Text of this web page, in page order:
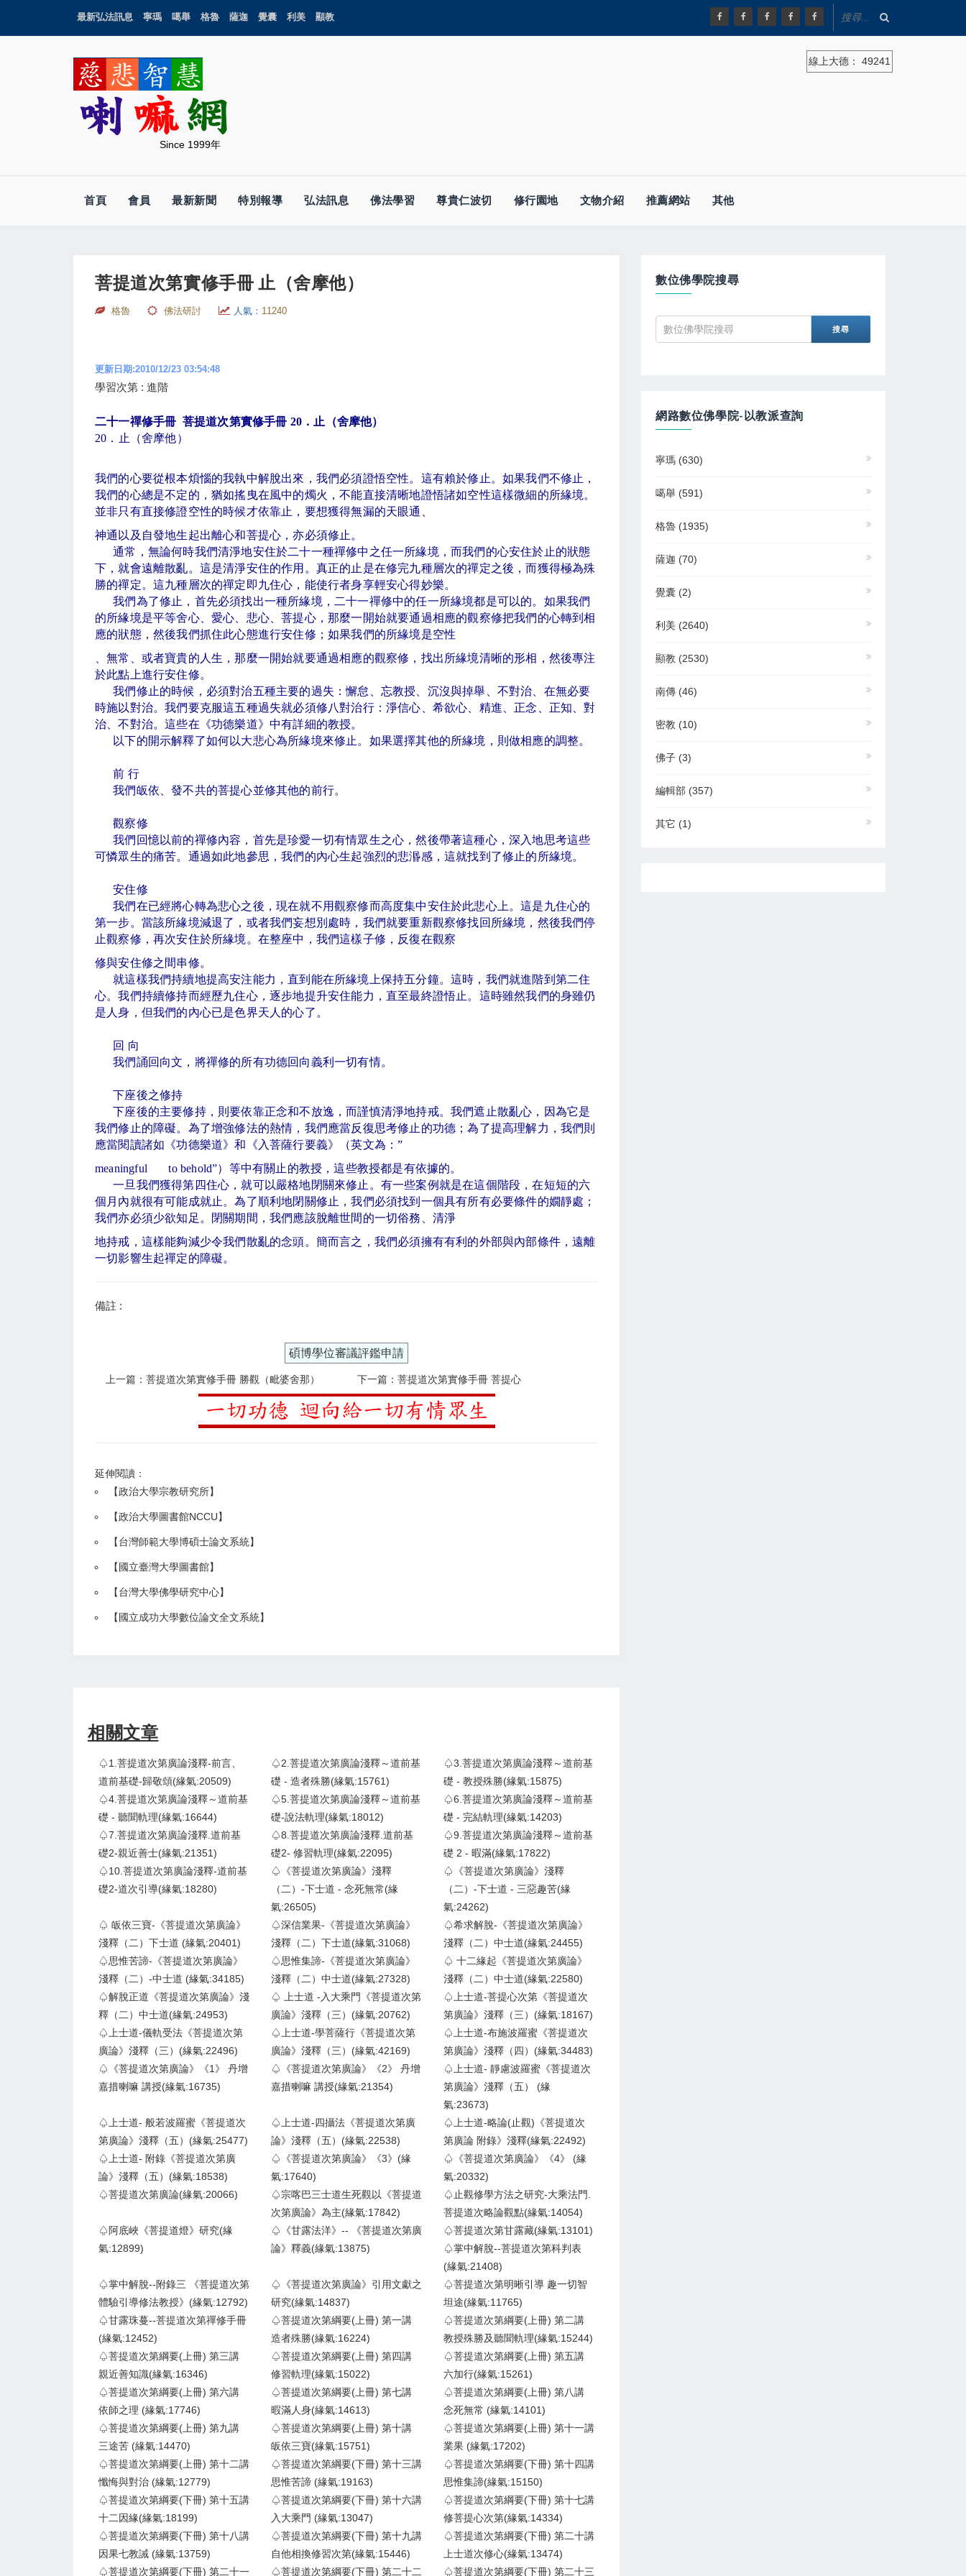
最新弘法訊息 寧瑪 噶舉 格魯 薩迦 覺囊 利美 顯教
Since 1999年
線上大德： 49241
首頁 會員 最新新聞 特別報導 弘法訊息 佛法學習 尊貴仁波切 修行園地 文物介紹 推薦網站 其他
菩提道次第實修手冊 止（舍摩他）
格魯 佛法研討 人氣： 11240
更新日期:2010/12/23 03:54:48
學習次第 : 進階
二十一禪修手冊 菩提道次第實修手冊 20 ．止（舍摩他）
20 ．止（舍摩他）
我們的心要從根本煩惱的我執中解脫出來，我們必須證悟空性。這有賴於修止。如果我們不修止，
我們的心總是不定的，猶如搖曳在風中的燭火，不能直接清晰地證悟諸如空性這樣微細的所緣境。
並非只有直接修證空性的時候才依靠止，要想獲得無漏的天眼通、
神通以及自發地生起出離心和菩提心，亦必須修止。
通常，無論何時我們清淨地安住於二十一種禪修中之任一所緣境，而我們的心安住於止的狀態
下，就會遠離散亂。這是清淨安住的作用。真正的止是在修完九種層次的禪定之後，而獲得極為殊
勝的禪定。這九種層次的禪定即九住心，能使行者身享輕安心得妙樂。
我們為了修止，首先必須找出一種所緣境，二十一禪修中的任一所緣境都是可以的。如果我們
的所緣境是平等舍心、愛心、悲心、菩提心，那麼一開始就要通過相應的觀察修把我們的心轉到相
應的狀態，然後我們抓住此心態進行安住修；如果我們的所緣境是空性
、無常、或者寶貴的人生，那麼一開始就要通過相應的觀察修，找出所緣境清晰的形相，然後專注
於此點上進行安住修。
我們修止的時候，必須對治五種主要的過失：懈怠、忘教授、沉沒與掉舉、不對治、在無必要
時施以對治。我們要克服這五種過失就必須修八對治行：淨信心、希欲心、精進、正念、正知、對
治、不對治。這些在《功德樂道》中有詳細的教授。
以下的開示解釋了如何以大悲心為所緣境來修止。如果選擇其他的所緣境，則做相應的調整。
前 行
我們皈依、發不共的菩提心並修其他的前行。
觀察修
我們回憶以前的禪修內容，首先是珍愛一切有情眾生之心，然後帶著這種心，深入地思考這些
可憐眾生的痛苦。通過如此地參思，我們的內心生起強烈的悲湣感，這就找到了修止的所緣境。
安住修
我們在已經將心轉為悲心之後，現在就不用觀察修而高度集中安住於此悲心上。這是九住心的
第一步。當該所緣境減退了，或者我們妄想別處時，我們就要重新觀察修找回所緣境，然後我們停
止觀察修，再次安住於所緣境。在整座中，我們這樣子修，反復在觀察
修與安住修之間串修。
就這樣我們持續地提高安注能力，直到能在所緣境上保持五分鐘。這時，我們就進階到第二住
心。我們持續修持而經歷九住心，逐步地提升安住能力，直至最終證悟止。這時雖然我們的身雖仍
是人身，但我們的內心已是色界天人的心了。
回 向
我們誦回向文，將禪修的所有功德回向義利一切有情。
下座後之修持
下座後的主要修持，則要依靠正念和不放逸，而謹慎清淨地持戒。我們遮止散亂心，因為它是
我們修止的障礙。為了增強修法的熱情，我們應當反復思考修止的功德；為了提高理解力，我們則
應當閱讀諸如《功德樂道》和《入菩薩行要義》（英文為：”
meaningful to behold”）等中有關止的教授，這些教授都是有依據的。
一旦我們獲得第四住心，就可以嚴格地閉關來修止。有一些案例就是在這個階段，在短短的六
個月內就很有可能成就止。為了順利地閉關修止，我們必須找到一個具有所有必要條件的嫺靜處；
我們亦必須少欲知足。閉關期間，我們應該脫離世間的一切俗務、清淨
地持戒，這樣能夠減少令我們散亂的念頭。簡而言之，我們必須擁有有利的外部與內部條件，遠離
一切影響生起禪定的障礙。
備註 :
碩博學位審議評鑑申請
上一篇：菩提道次第實修手冊 勝觀（毗婆舍那） 下一篇：菩提道次第實修手冊 菩提心
延伸閱讀：
【政治大學宗教研究所】
【政治大學圖書館NCCU】
【台灣師範大學博碩士論文系統】
【 國立臺灣大學圖書館】
【台灣大學佛學研究中心】
【 國立成功大學數位論文全文系統】
相關文章
♤1.菩提道次第廣論淺釋-前言、
道前基礎-歸敬頌(緣氣:20509)
♤2.菩提道次第廣論淺釋～道前基
礎 - 造者殊勝(緣氣:15761)
♤3.菩提道次第廣論淺釋～道前基
礎 - 教授殊勝(緣氣:15875)
♤4.菩提道次第廣論淺釋～道前基
礎 - 聽聞軌理(緣氣:16644)
♤5.菩提道次第廣論淺釋～道前基
礎-說法軌理(緣氣:18012)
♤6.菩提道次第廣論淺釋～道前基
礎 - 完結軌理(緣氣:14203)
♤7.菩提道次第廣論淺釋.道前基
礎2-親近善士(緣氣:21351)
♤8.菩提道次第廣論淺釋.道前基
礎2- 修習軌理(緣氣:22095)
♤9.菩提道次第廣論淺釋～道前基
礎 2 - 暇滿(緣氣:17822)
♤10.菩提道次第廣論淺釋-道前基
礎2-道次引導(緣氣:18280)
♤《菩提道次第廣論》淺釋
（二）-下士道 - 念死無常(緣
氣:26505)
♤《菩提道次第廣論》淺釋
（二）-下士道 - 三惡趣苦(緣
氣:24262)
♤ 皈依三寶-《菩提道次第廣論》
淺釋（二）下士道 (緣氣:20401)
♤深信業果-《菩提道次第廣論》
淺釋（二）下士道(緣氣:31068)
♤希求解脫-《菩提道次第廣論》
淺釋（二）中士道(緣氣:24455)
♤思惟苦諦-《菩提道次第廣論》
淺釋（二）-中士道 (緣氣:34185)
♤思惟集諦-《菩提道次第廣論》
淺釋（二）中士道(緣氣:27328)
♤ 十二緣起《菩提道次第廣論》
淺釋（二）中士道(緣氣:22580)
♤解脫正道《菩提道次第廣論》淺
釋（二）中士道(緣氣:24953)
♤ 上士道 -入大乘門《菩提道次第
廣論》淺釋（三）(緣氣:20762)
♤上士道-菩提心次第《菩提道次
第廣論》淺釋（三）(緣氣:18167)
♤上士道-儀軌受法《菩提道次第
廣論》淺釋（三）(緣氣:22496)
♤上士道-學菩薩行《菩提道次第
廣論》淺釋（三）(緣氣:42169)
♤上士道-布施波羅蜜《菩提道次
第廣論》淺釋（四）(緣氣:34483)
♤《菩提道次第廣論》《1》 丹增
嘉措喇嘛 講授(緣氣:16735)
♤《菩提道次第廣論》《2》 丹增
嘉措喇嘛 講授(緣氣:21354)
♤上士道- 靜慮波羅蜜《菩提道次
第廣論》淺釋（五） (緣
氣:23673)
♤上士道- 般若波羅蜜《菩提道次
第廣論》淺釋（五）(緣氣:25477)
♤上士道-四攝法《菩提道次第廣
論》淺釋（五）(緣氣:22538)
♤上士道-略論(止觀)《菩提道次
第廣論 附錄》淺釋(緣氣:22492)
♤上士道- 附錄《菩提道次第廣
論》淺釋（五）(緣氣:18538)
♤《菩提道次第廣論》《3》(緣
氣:17640)
♤《菩提道次第廣論》《4》 (緣
氣:20332)
♤菩提道次第廣論(緣氣:20066)
♤宗喀巴三士道生死觀以《菩提道
次第廣論》為主(緣氣:17842)
♤止觀修學方法之研究-大乘法門.
菩提道次略論觀點(緣氣:14054)
♤阿底峽《菩提道燈》研究(緣
氣:12899)
♤《甘露法洋》-- 《菩提道次第廣
論》釋義(緣氣:13875)
♤菩提道次第甘露藏(緣氣:13101)
♤掌中解脫--菩提道次第科判表
(緣氣:21408)
♤掌中解脫--附錄三 《菩提道次第
體驗引導修法教授》(緣氣:12792)
♤《菩提道次第廣論》引用文獻之
研究(緣氣:14837)
♤菩提道次第明晰引導 趣一切智
坦途(緣氣:11765)
♤甘露珠蔓--菩提道次第禪修手冊
(緣氣:12452)
♤菩提道次第綱要(上冊) 第一講
造者殊勝(緣氣:16224)
♤菩提道次第綱要(上冊) 第二講
教授殊勝及聽聞軌理(緣氣:15244)
♤菩提道次第綱要(上冊) 第三講
親近善知識(緣氣:16346)
♤菩提道次第綱要(上冊) 第四講
修習軌理(緣氣:15022)
♤菩提道次第綱要(上冊) 第五講
六加行(緣氣:15261)
♤菩提道次第綱要(上冊) 第六講
依師之理 (緣氣:17746)
♤菩提道次第綱要(上冊) 第七講
暇滿人身(緣氣:14613)
♤菩提道次第綱要(上冊) 第八講
念死無常 (緣氣:14101)
♤菩提道次第綱要(上冊) 第九講
三途苦 (緣氣:14470)
♤菩提道次第綱要(上冊) 第十講
皈依三寶(緣氣:15751)
♤菩提道次第綱要(上冊) 第十一講
業果 (緣氣:17202)
♤菩提道次第綱要(上冊) 第十二講
懺悔與對治 (緣氣:12779)
♤菩提道次第綱要(下冊) 第十三講
思惟苦諦 (緣氣:19163)
♤菩提道次第綱要(下冊) 第十四講
思惟集諦(緣氣:15150)
♤菩提道次第綱要(下冊) 第十五講
十二因緣(緣氣:18199)
♤菩提道次第綱要(下冊) 第十六講
入大乘門 (緣氣:13047)
♤菩提道次第綱要(下冊) 第十七講
修菩提心次第(緣氣:14334)
♤菩提道次第綱要(下冊) 第十八講
因果七教誡 (緣氣:13759)
♤菩提道次第綱要(下冊) 第十九講
自他相換修習次第(緣氣:15446)
♤菩提道次第綱要(下冊) 第二十講
上士道次修心(緣氣:13474)
♤菩提道次第綱要(下冊) 第二十一
♤菩提道次第綱要(下冊) 第二十二 ♤菩提道次第綱要(下冊) 第二十三
數位佛學院搜尋
網路數位佛學院-以教派查詢
寧瑪 (630)
噶舉 (591)
格魯 (1935)
薩迦 (70)
覺囊 (2)
利美 (2640)
顯教 (2530)
南傳 (46)
密教 (10)
佛子 (3)
編輯部 (357)
其它 (1)